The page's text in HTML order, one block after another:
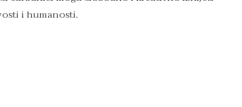
i humanosti.